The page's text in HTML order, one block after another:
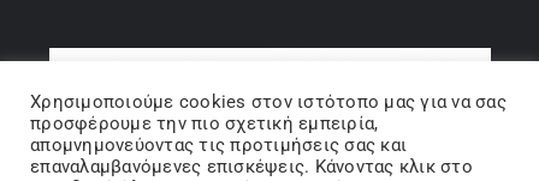
Χρησιμοποιούμε cookies στον ιστότοπo μας για να σας
προσφέρουμε την πιο σχετική εμπειρία,
απομνημονεύοντας τις προτιμήσεις σας και
επαναλαμβανόμενες επισκέψεις. Κάνοντας κλικ στο